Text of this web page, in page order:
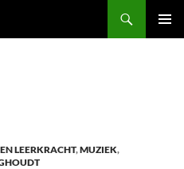
LEERKRACHT,MUZIEK,